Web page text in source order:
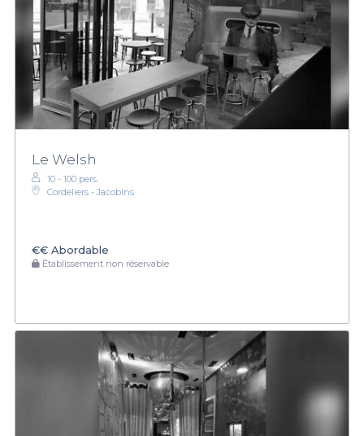
Le Welsh
10 - 100 pers.
Cordeliers - Jacobins
€€ Abordable
Établissement non réservable